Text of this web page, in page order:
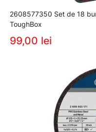
2608577350 Set de 18
ToughBox
99,00 lei